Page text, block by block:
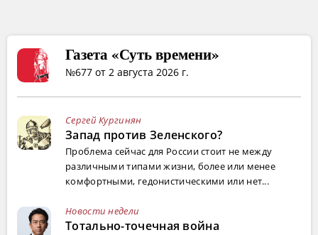
Газета «Суть времени»
№677 от 2 августа 2026 г.
Сергей Кургинян
Запад против Зеленского?
Проблема сейчас для России стоит не между
различными типами жизни, более или менее
комфортными, гедонистическими или нет...
Новости недели
Тотально-точечная война